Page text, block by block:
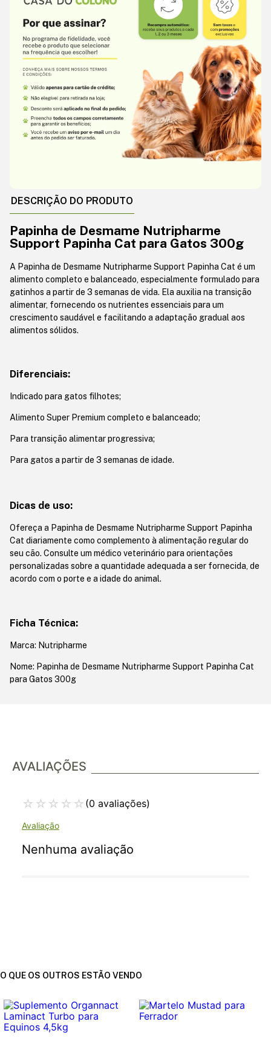
DESCRIÇÃO DO PRODUTO
Papinha de Desmame Nutripharme
Support Papinha Cat para Gatos 300g
A Papinha de Desmame Nutripharme Support Papinha Cat é um
alimento completo e balanceado, especialmente formulado para
gatinhos a partir de 3 semanas de vida. Ela auxilia na transição
alimentar, fornecendo os nutrientes essenciais para um
crescimento saudável e facilitando a adaptação gradual aos
alimentos sólidos.
Diferenciais:
Indicado para gatos filhotes;
Alimento Super Premium completo e balanceado;
Para transição alimentar progressiva;
Para gatos a partir de 3 semanas de idade.
Dicas de uso:
Ofereça a Papinha de Desmame Nutripharme Support Papinha
Cat diariamente como complemento à alimentação regular do
seu cão. Consulte um médico veterinário para orientações
personalizadas sobre a quantidade adequada a ser fornecida, de
acordo com o porte e a idade do animal.
Ficha Técnica:
Marca: Nutripharme
Nome: Papinha de Desmame Nutripharme Support Papinha Cat
para Gatos 300g
AVALIAÇÕES
☆ ☆ ☆ ☆ ☆ (0 avaliações)
Nenhuma avaliação
O QUE OS OUTROS ESTÃO VENDO